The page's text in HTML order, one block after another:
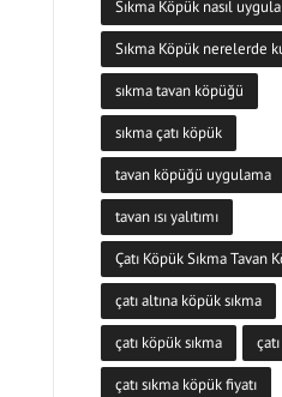
Sıkma Köpük nasıl
Sıkma Köpük nerelerde
sıkma tavan köpüğü
sıkma çatı köpük
tavan köpüğü uygulama
tavan ısı yalıtımı
Çatı Köpük Sıkma Tavan
çatı altına köpük sıkma
çatı köpük sıkma
çatı sıkma köpük fiyatı